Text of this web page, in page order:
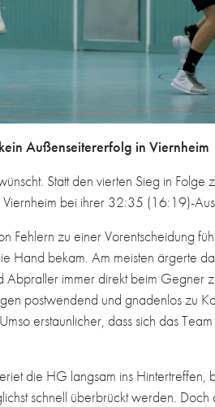
Außenseitererfolg in Viernheim
Statt den vierten Sieg in Folge
bei ihrer 32:35 (16:19)-
Fehlern zu einer Vorentscheidung
Hand bekam. Am meisten ärgerte
Abpraller immer direkt beim Gegner
postwendend und gnadenlos zu
erstaunlicher, dass sich das
die HG langsam ins Hintertreffen,
schnell überbrückt werden.